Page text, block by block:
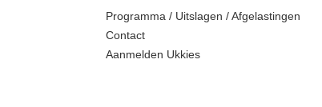
Programma / Uitslagen / Afgelastingen
Contact
Aanmelden Ukkies